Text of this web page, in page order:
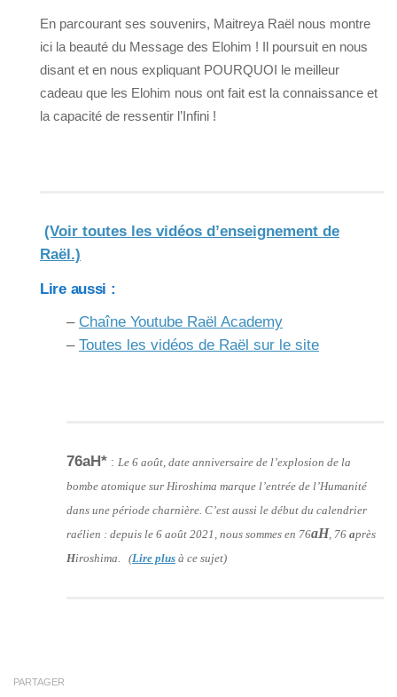
En parcourant ses souvenirs, Maitreya Raël nous montre
ici la beauté du Message des Elohim ! Il poursuit en nous
disant et en nous expliquant POURQUOI le meilleur
cadeau que les Elohim nous ont fait est la connaissance et
la capacité de ressentir l’Infini !
(Voir toutes les vidéos d’enseignement de
Raël.)
Lire aussi :
– Chaîne Youtube Raël Academy
– Toutes les vidéos de Raël sur le site
76aH* : Le 6 août, date anniversaire de l’explosion de la
bombe atomique sur Hiroshima marque l’entrée de l’Humanité
dans une période charnière. C’est aussi le début du calendrier
raélien : depuis le 6 août 2021, nous sommes en 76aH, 76 après
Hiroshima. (Lire plus à ce sujet)
PARTAGER